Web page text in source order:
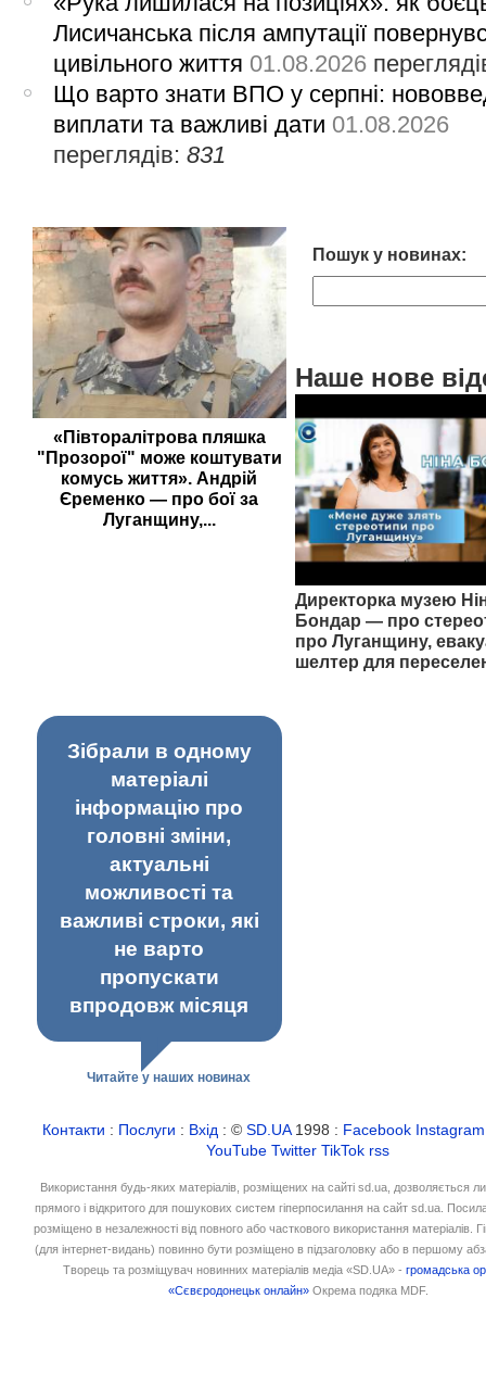
Лисичанська після ампутації
цивільного життя 01.08.2026
Що варто знати ВПО у серпні:
виплати та важливі дати 01.08.2026
переглядів:831
«Півторалітрова пляшка
"Прозорої" може коштувати
комусь життя». Андрій
Єременко — про бої за
Луганщину,...
Пошук у новинах:
Наше нове
Директорка музею
Бондар — про
про Луганщину,
шелтер для
Зібрали в одному
матеріалі
інформацію про
головні зміни,
актуальні
можливості та
важливі строки, які
не варто
пропускати
впродовж місяця
Читайте у наших новинах
Контакти : Послуги : Вхід : ©SD.UA1998 : Facebook Instagram
YouTube Twitter TikTok rss
Використання будь-яких матеріалів, розміщених на сайті sd.ua, дозволяється
прямого і відкритого для пошукових систем гіперпосилання на сайт sd.ua.
розміщено в незалежності від повного або часткового використання матеріалів.
(для інтернет-видань) повинно бути розміщено в підзаголовку або в першому
Творець та розміщувач новинних матеріалів медіа «SD.UA» -громадська
«Сєвєродонецьк онлайн» Окрема подяка MDF.